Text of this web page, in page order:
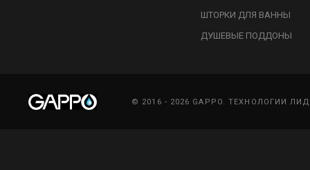
ШТОРКИ ДЛЯ ВАННЫ
ДУШЕВЫЕ ПОДДОНЫ
© 2016 - 2026 GAPPO. ТЕХНОЛОГИИ